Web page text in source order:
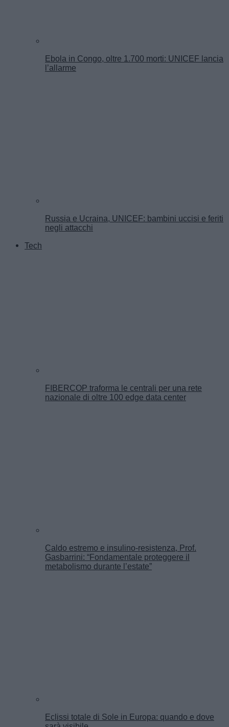
Ebola in Congo, oltre 1.700 morti: UNICEF lancia
l’allarme
Russia e Ucraina, UNICEF: bambini uccisi e feriti
negli attacchi
Tech
FIBERCOP traforma le centrali per una rete
nazionale di oltre 100 edge data center
Caldo estremo e insulino-resistenza, Prof.
Gasbarrini: “Fondamentale proteggere il
metabolismo durante l’estate”
Eclissi totale di Sole in Europa: quando e dove